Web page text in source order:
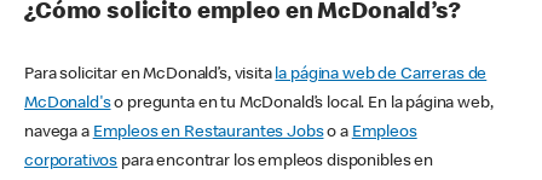
¿Cómo solicito empleo en McDonald’s?
Para solicitar en McDonald’s, visita la página web de Carreras de
McDonald'so pregunta en tu McDonald’s local. En la página web,
navega a Empleos en Restaurantes Jobso a Empleos
corporativos para encontrar los empleos disponibles en